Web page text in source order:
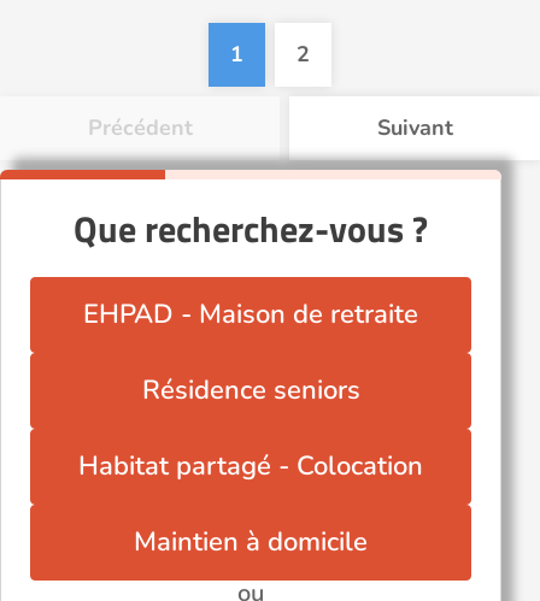
1 2
Précédent Suivant
Que recherchez-vous ?
EHPAD - Maison de retraite
Résidence seniors
Habitat partagé - Colocation
Maintien à domicile
ou